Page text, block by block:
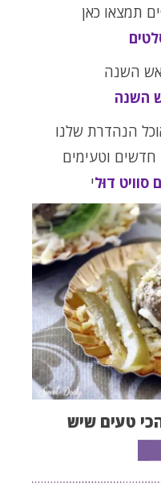
תמצאו כאן
השנה
השנה
הנהדרת שלנו
חדשים וטעימים
דוּלי
טעים שיש